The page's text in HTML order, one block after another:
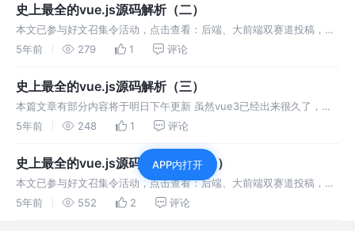
史上最全的vue.js源码解析（二）
本文已参与好文召集令活动，点击查看：后端、大前端双赛道投稿，2
万元奖池等你挑战！ 虽然vue3已经出来很久了，但我觉得vue.js的源
5年前 279 1 评论
史上最全的vue.js源码解析（三）
本篇文章有部分内容将于明日下午更新 虽然vue3已经出来很久了，但
我觉得vue.js的源码还是非常值得去学习一下。vue.js里面封装的很多
5年前 248 1 评论
史上最全的vue.js源码详细解析（一）
本文已参与好文召集令活动，点击查看：后端、大前端双赛道投稿，2
万元奖池等你挑战！ 虽然vue3已经出来很久了，但我觉得vue.js的源
5年前 552 2 评论
APP内打开